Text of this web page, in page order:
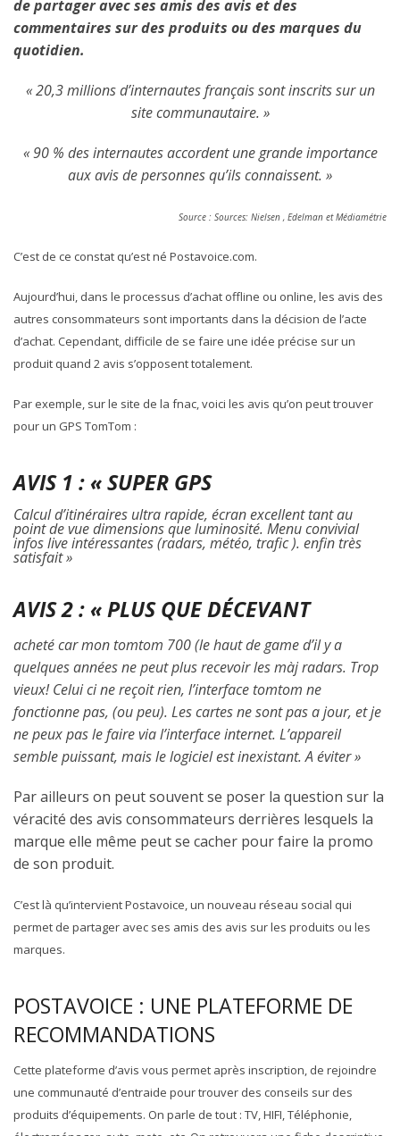
de partager avec ses amis des avis et des
commentaires sur des produits ou des marques du
quotidien.
« 20,3 millions d’internautes français sont inscrits sur un
site communautaire. »
« 90 % des internautes accordent une grande importance
aux avis de personnes qu’ils connaissent. »
Source : Sources: Nielsen , Edelman et Médiamétrie
C’est de ce constat qu’est né Postavoice.com.
Aujourd’hui, dans le processus d’achat offline ou online, les avis des
autres consommateurs sont importants dans la décision de l’acte
d’achat. Cependant, difficile de se faire une idée précise sur un
produit quand 2 avis s’opposent totalement.
Par exemple, sur le site de la fnac, voici les avis qu’on peut trouver
pour un GPS TomTom :
AVIS 1 : « SUPER GPS
Calcul d’itinéraires ultra rapide, écran excellent tant au
point de vue dimensions que luminosité. Menu convivial
infos live intéressantes (radars, météo, trafic ). enfin très
satisfait »
AVIS 2 : « PLUS QUE DÉCEVANT
acheté car mon tomtom 700 (le haut de game d’il y a
quelques années ne peut plus recevoir les màj radars. Trop
vieux! Celui ci ne reçoit rien, l’interface tomtom ne
fonctionne pas, (ou peu). Les cartes ne sont pas a jour, et je
ne peux pas le faire via l’interface internet. L’appareil
semble puissant, mais le logiciel est inexistant. A éviter »
Par ailleurs on peut souvent se poser la question sur la
véracité des avis consommateurs derrières lesquels la
marque elle même peut se cacher pour faire la promo
de son produit.
C’est là qu’intervient Postavoice, un nouveau réseau social qui
permet de partager avec ses amis des avis sur les produits ou les
marques.
POSTAVOICE : UNE PLATEFORME DE
RECOMMANDATIONS
Cette plateforme d’avis vous permet après inscription, de rejoindre
une communauté d’entraide pour trouver des conseils sur des
produits d’équipements. On parle de tout : TV, HIFI, Téléphonie,